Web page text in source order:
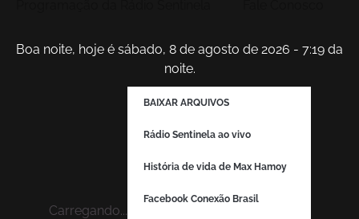
Boa noite, hoje é sábado, 8 de agosto de 2026 - 7:19 da
noite.
Carregando...
BAIXAR ARQUIVOS
Rádio Sentinela ao vivo
História de vida de Max Hamoy
Facebook Conexão Brasil